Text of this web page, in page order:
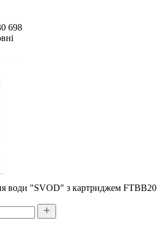
698
води "SVOD" з картриджем FTBB20